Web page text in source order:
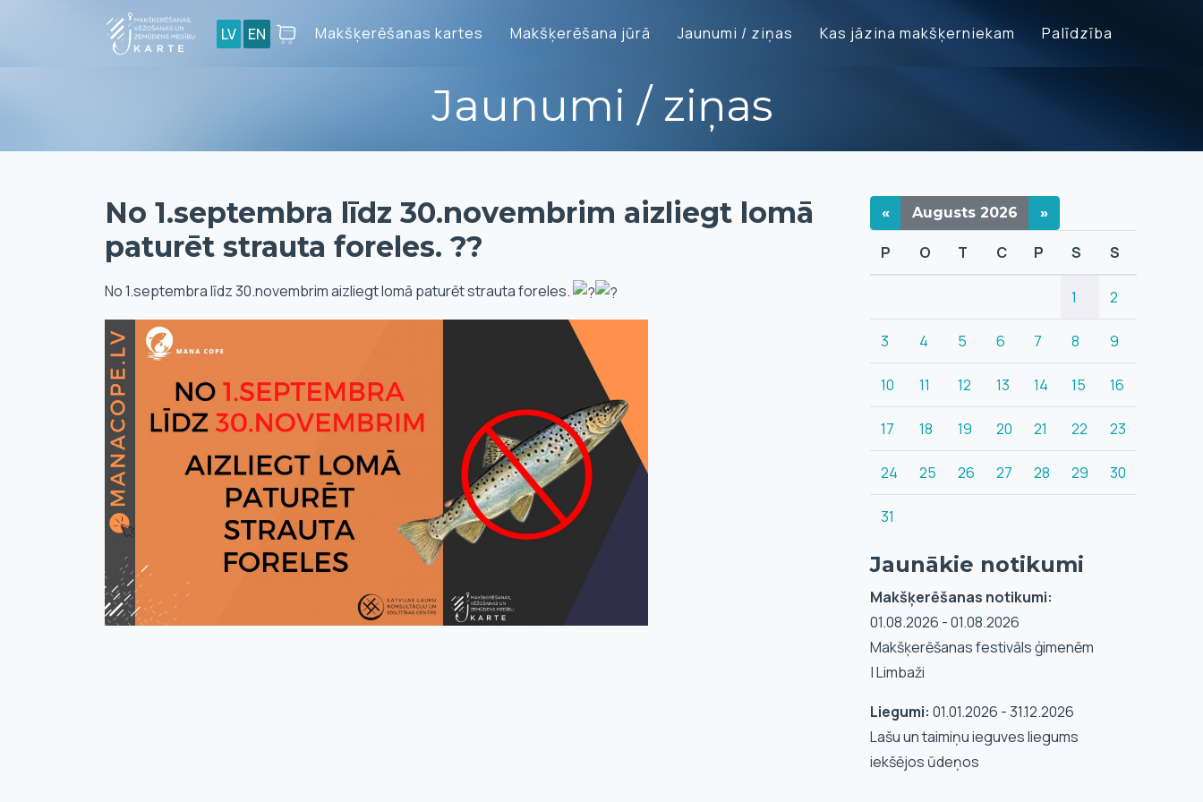
LV EN Makšķerēšanas kartes Makšķerēšana jūrā Jaunumi / ziņas Kas jāzina makšķerniekam Palīdzība
Jaunumi / ziņas
No 1.septembra līdz 30.novembrim aizliegt lomā
paturēt strauta foreles. ??
No 1.septembra līdz 30.novembrim aizliegt lomā paturēt strauta foreles.
« Augusts 2026 »
P O T C P S S
1 2
3 4 5 6 7 8 9
10 11 12 13 14 15 16
17 18 19 20 21 22 23
24 25 26 27 28 29 30
31
Jaunākie notikumi
Makšķerēšanas notikumi:
01.08.2026 - 01.08.2026
Makšķerēšanas festivāls ģimenēm
| Limbaži
Liegumi: 01.01.2026 - 31.12.2026
Lašu un taimiņu ieguves liegums
iekšējos ūdeņos